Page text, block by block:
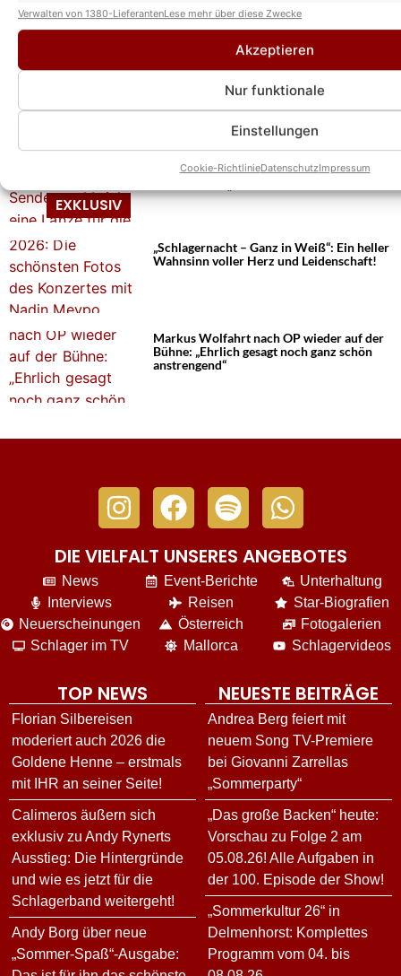
Entscheidungen zum Datenschutz speichern und übermitteln.
Verwalten von 1380-LieferantenLese mehr über diese Zwecke
Akzeptieren
Nur funktionale
Einstellungen
Cookie-RichtlinieDatenschutzImpressum
Das könnte Euch auch interessieren:
Markus Wolfahrt: Ehemaliger Klostertaler
Liebe“ große Premiere bei „Immer wieder
sonntags“
Maßnahmen der Sender und bricht eine
„Schlagernacht – Ganz in Weiß“: Ein heller
Wahnsinn voller Herz und Leidenschaft!
Markus Wolfahrt nach OP wieder auf der
Bühne: „Ehrlich gesagt noch ganz schön
anstrengend“
DIE VIELFALT UNSERES ANGEBOTES
News
Interviews
Neuerscheinungen
Schlager im TV
Event-Berichte
Reisen
Österreich
Mallorca
Unterhaltung
Star-Biografien
Fotogalerien
Schlagervideos
TOP NEWS
Florian Silbereisen
moderiert auch 2026 die
Goldene Henne – erstmals
mit IHR an seiner Seite!
Calimeros äußern sich
exklusiv zu Andy Rynerts
Ausstieg: Die Hintergründe
und wie es jetzt für die
Schlagerband weitergeht!
Andy Borg über neue
„Sommer-Spaß“-Ausgabe:
NEUESTE BEITRÄGE
Andrea Berg feiert mit
neuem Song TV-Premiere
bei Giovanni Zarrellas
„Sommerparty“
„Das große Backen“ heute:
Vorschau zu Folge 2 am
05.08.26! Alle Aufgaben in
der 100. Episode der Show!
„Sommerkultur 26“ in
Delmenhorst: Komplettes
Programm vom 04. bis